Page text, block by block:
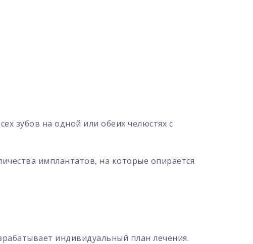
зубов на одной или обеих челюстях с
имплантатов, на которые опирается
индивидуальный план лечения.